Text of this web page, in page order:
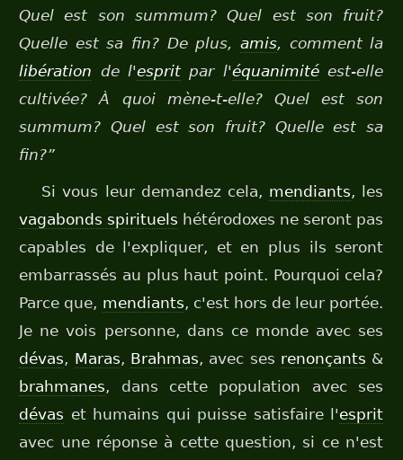
Quel est son summum? Quel est son fruit?
Quelle est sa fin? De plus, amis, comment la
libération de l'esprit par l'équanimitéest-elle
cultivée? À quoi mène-t-elle? Quel est son
summum? Quel est son fruit? Quelle est sa
fin?”
Si vous leur demandez cela, mendiants, les
vagabonds spirituels hétérodoxes ne seront pas
capables de l'expliquer, et en plus ils seront
embarrassés au plus haut point. Pourquoi cela?
Parce que, mendiants, c'est hors de leur portée.
Je ne vois personne, dans ce monde avec ses
dévas, Maras, Brahmas, avec ses renonçants &
brahmanes, dans cette population avec ses
dévas et humains qui puisse satisfaire l'esprit
avec une réponse à cette question, si ce n'est